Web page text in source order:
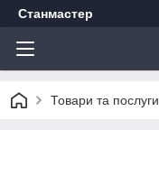
Станмастер
Товари та послуги